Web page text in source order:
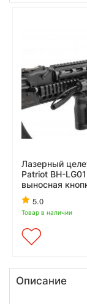
Лазерный
Patriot BH-
выносная
5.0
Товар в наличии
Описание